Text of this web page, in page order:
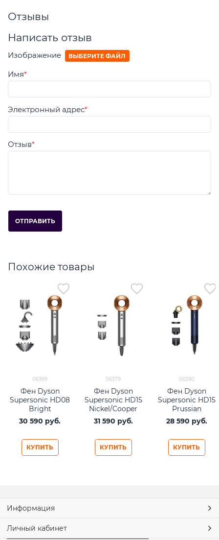
Отзывы
Написать отзыв
Изображение ВЫБЕРИТЕ ФАЙЛ
Имя
Электронный адрес
Отзыв
Похожие товары
06369
Фен Dyson
Supersonic HD08
Bright
Nickel/Rich
Copper (никель/
30 590 руб.
КУПИТЬ
06379
Фен Dyson
Supersonic HD15
Nickel/Cooper
(никель/медь)
31 590 руб.
КУПИТЬ
06380
Фен Dyson
Supersonic HD15
Prussian
Blue/Rich Copper
(синий/медный)
28 590 руб.
КУПИТЬ
Информация
Личный кабинет